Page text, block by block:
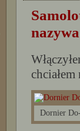
nazywa
Dornier